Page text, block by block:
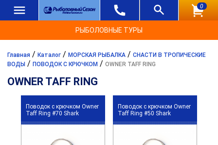
0
РЫБОЛОВНЫЕ ТУРЫ
Главная / Каталог / МОРСКАЯ РЫБАЛКА / СНАСТИ В ТРОПИЧЕСКИЕ
ВОДЫ / ПОВОДОК С КРЮЧКОМ / OWNER TAFF RING
OWNER TAFF RING
Поводок с крючком Owner
Taff Ring #70 Shark
Поводок с крючком Owner
Taff Ring #50 Shark